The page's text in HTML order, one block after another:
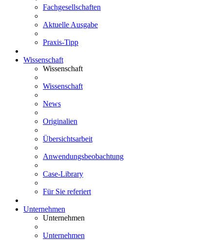
Fachgesellschaften
Aktuelle Ausgabe
Praxis-Tipp
Wissenschaft
Wissenschaft
Wissenschaft
News
Originalien
Übersichtsarbeit
Anwendungsbeobachtung
Case-Library
Für Sie referiert
Unternehmen
Unternehmen
Unternehmen